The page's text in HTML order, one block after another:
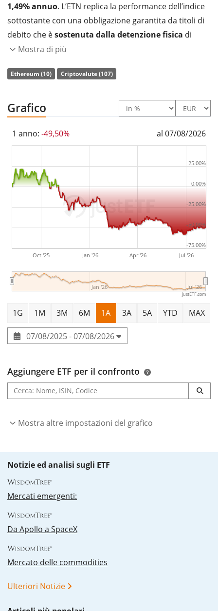
1,49% annuo. L’ETN replica la performance dell’indice
sottostante con una obbligazione garantita da titoli di
debito che èsostenuta dalla detenzione fisica di
cryptomoneta.
L’ETN 21shares Ethereum Staking ETP gestisce un
ed hadomicilio fiscale in
Svizzera.
Mostra di più
Ethereum (10) Criptovalute (107)
Grafico
1 anno: -49,50% al 07/08/2026
Oct '25 Jan '26 Apr '26 Jul '26
Jan '26 Jul '26
-75.00%
-50.00%
-25.00%
0.00%
25.00%
justETF.com
1G 1M 3M 6M 1A 3A 5A YTD MAX
07/08/2025 - 07/08/2026
Aggiungere ETF per il confronto
Mostra altre impostazioni del grafico
Notizie ed analisi sugli ETF
Mercati emergenti:
Da Apollo a SpaceX
Mercato delle commodities
Ulteriori Notizie